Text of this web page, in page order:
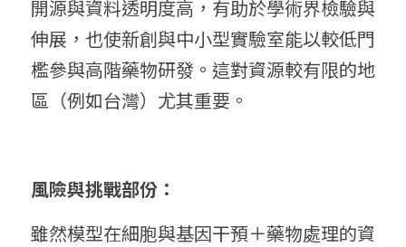
開源與資料透明度高，有助於學術界檢驗與
伸展，也使新創與中小型實驗室能以較低門
檻參與高階藥物研發。這對資源較有限的地
區（例如台灣）尤其重要。
風險與挑戰部份：
雖然模型在細胞與基因干預＋藥物處理的資